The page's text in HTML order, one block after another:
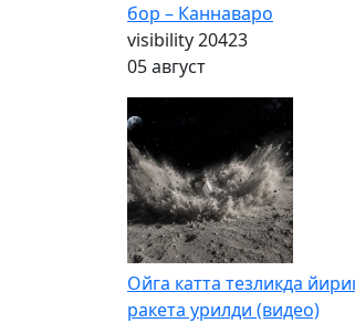
бор – Каннаваро
visibility20423
05 август
Ойга катта тезликда
ракета урилди (видео)